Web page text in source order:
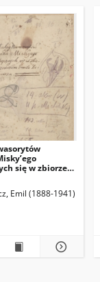
odpowiedzialny
się w zbiorze
Emil (1888-1941)